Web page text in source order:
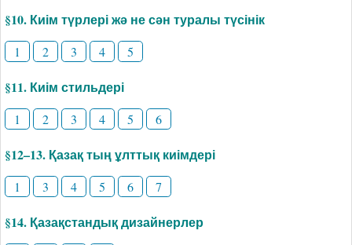
§10. Киім түрлері жә не сән туралы түсінік
1 2 3 4 5
§11. Киім стильдері
1 2 3 4 5 6
§12–13. Қазақ тың ұлттық киімдері
1 3 4 5 6 7
§14. Қазақстандық дизайнерлер